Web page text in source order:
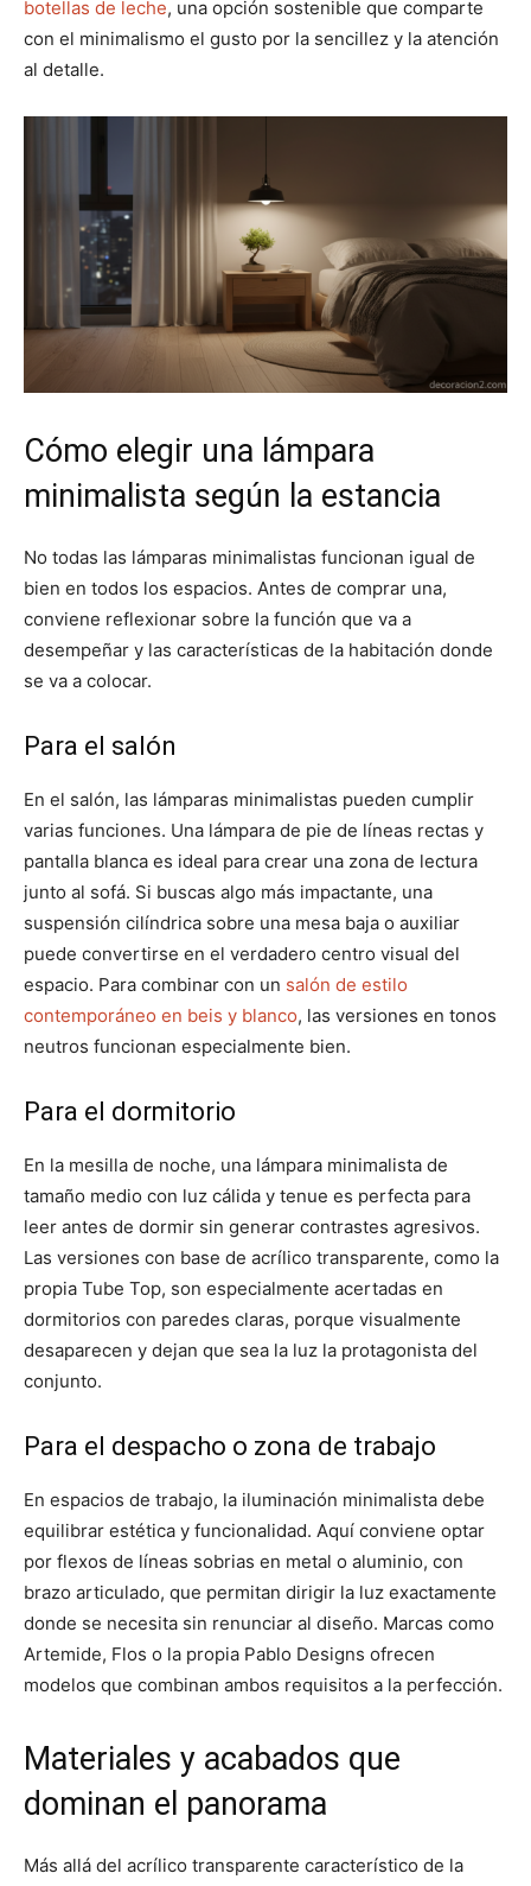
botellas de leche, una opción sostenible que comparte
con el minimalismo el gusto por la sencillez y la atención
al detalle.
Cómo elegir una lámpara
minimalista según la estancia
No todas las lámparas minimalistas funcionan igual de
bien en todos los espacios. Antes de comprar una,
conviene reflexionar sobre la función que va a
desempeñar y las características de la habitación donde
se va a colocar.
Para el salón
En el salón, las lámparas minimalistas pueden cumplir
varias funciones. Una lámpara de pie de líneas rectas y
pantalla blanca es ideal para crear una zona de lectura
junto al sofá. Si buscas algo más impactante, una
suspensión cilíndrica sobre una mesa baja o auxiliar
puede convertirse en el verdadero centro visual del
espacio. Para combinar con un salón de estilo
contemporáneo en beis y blanco, las versiones en tonos
neutros funcionan especialmente bien.
Para el dormitorio
En la mesilla de noche, una lámpara minimalista de
tamaño medio con luz cálida y tenue es perfecta para
leer antes de dormir sin generar contrastes agresivos.
Las versiones con base de acrílico transparente, como la
propia Tube Top, son especialmente acertadas en
dormitorios con paredes claras, porque visualmente
desaparecen y dejan que sea la luz la protagonista del
conjunto.
Para el despacho o zona de trabajo
En espacios de trabajo, la iluminación minimalista debe
equilibrar estética y funcionalidad. Aquí conviene optar
por flexos de líneas sobrias en metal o aluminio, con
brazo articulado, que permitan dirigir la luz exactamente
donde se necesita sin renunciar al diseño. Marcas como
Artemide, Flos o la propia Pablo Designs ofrecen
modelos que combinan ambos requisitos a la perfección.
Materiales y acabados que
dominan el panorama
Más allá del acrílico transparente característico de la